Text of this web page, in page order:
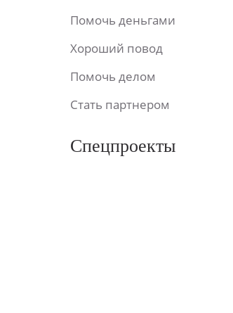
Помочь деньгами
Хороший повод
Помочь делом
Стать партнером
Спецпроекты